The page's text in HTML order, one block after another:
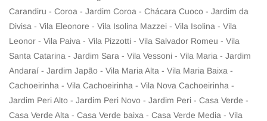
Carandiru - Coroa - Jardim Coroa - Chácara Cuoco - Jardim da
Divisa - Vila Eleonore - Vila Isolina Mazzei - Vila Isolina - Vila
Leonor - Vila Paiva - Vila Pizzotti - Vila Salvador Romeu - Vila
Santa Catarina - Jardim Sara - Vila Vessoni - Vila Maria - Jardim
Andaraí - Jardim Japão - Vila Maria Alta - Vila Maria Baixa -
Cachoeirinha - Vila Cachoeirinha - Vila Nova Cachoeirinha -
Jardim Peri Alto - Jardim Peri Novo - Jardim Peri - Casa Verde -
Casa Verde Alta - Casa Verde baixa - Casa Verde Media - Vila